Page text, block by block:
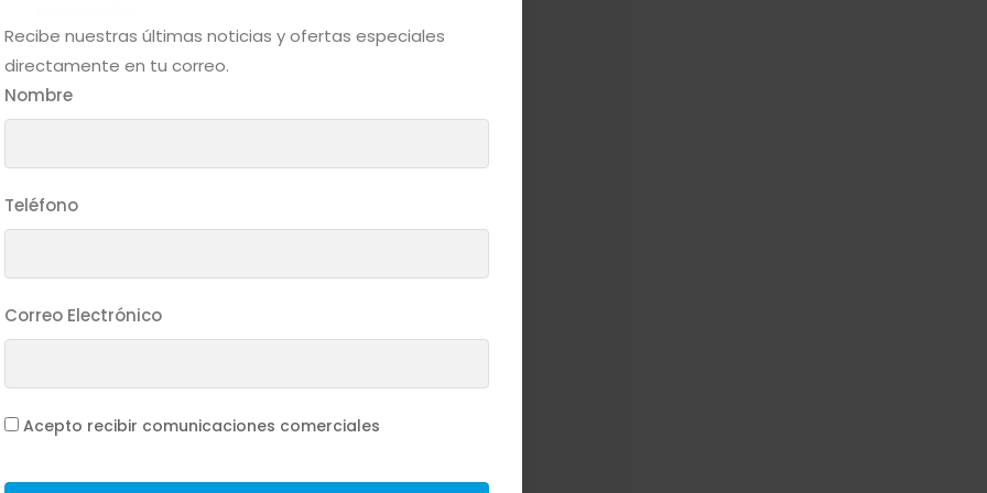
Recibe nuestras últimas noticias y ofertas especiales
directamente en tu correo.
Nombre
Teléfono
Correo Electrónico
Acepto recibir comunicaciones comerciales